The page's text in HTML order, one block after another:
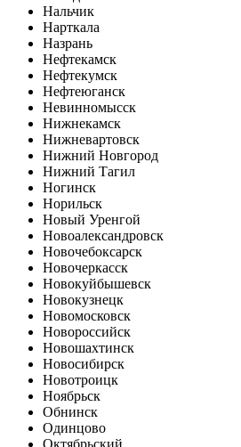
Нальчик
Нарткала
Назрань
Нефтекамск
Нефтекумск
Нефтеюганск
Невинномысск
Нижнекамск
Нижневартовск
Нижний Новгород
Нижний Тагил
Ногинск
Норильск
Новый Уренгой
Новоалександровск
Новочебоксарск
Новочеркасск
Новокуйбышевск
Новокузнецк
Новомосковск
Новороссийск
Новошахтинск
Новосибирск
Новотроицк
Ноябрьск
Обнинск
Одинцово
Октябрьский